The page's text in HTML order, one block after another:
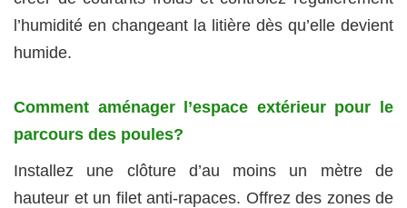
l’humidité en changeant la litière dès qu’elle devient
humide.
Comment aménager l’espace extérieur pour le
parcours des poules?
Installez une clôture d’au moins un mètre de
hauteur et un filet anti-rapaces. Offrez des zones de